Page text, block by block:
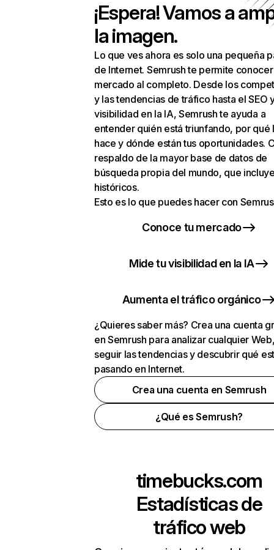
¡Espera! Vamos a
la imagen.
Lo que ves ahora es solo una pequeña
de Internet. Semrush te permite
mercado al completo. Desde los
y las tendencias de tráfico hasta el SEO
visibilidad en la IA, Semrush te ayuda a
entender quién está triunfando, por qué
hace y dónde están tus oportunidades.
respaldo de la mayor base de datos de
búsqueda propia del mundo, que
históricos.
Esto es lo que puedes hacer con
Conoce tu mercado
Mide tu visibilidad en la IA
Aumenta el tráfico orgánico
¿Quieres saber más? Crea una cuenta
en Semrush para analizar cualquier
seguir las tendencias y descubrir qué
pasando en Internet.
Crea una cuenta en Semrush
¿Qué es Semrush?
timebucks.com
Estadísticas de
tráfico web